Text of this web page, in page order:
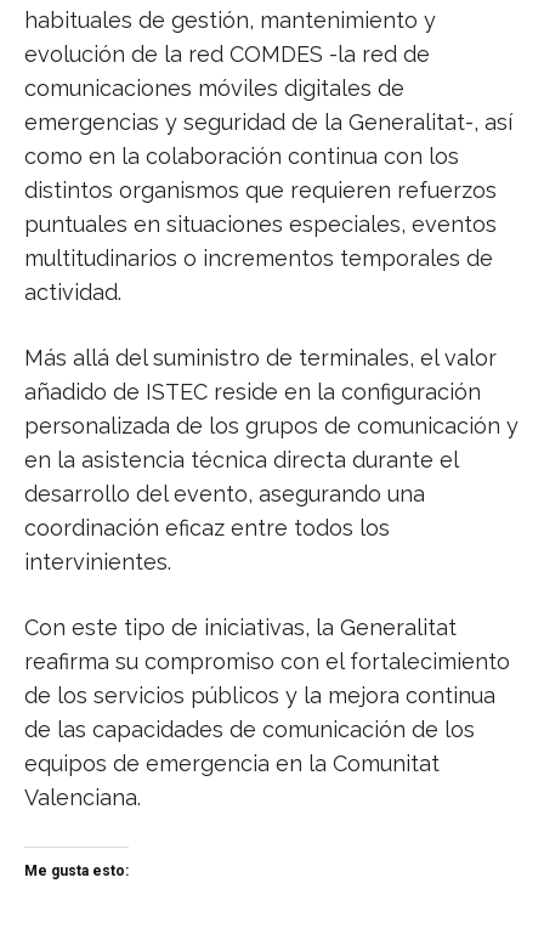
habituales de gestión, mantenimiento y
evolución de la red COMDES -la red de
comunicaciones móviles digitales de
emergencias y seguridad de la Generalitat-, así
como en la colaboración continua con los
distintos organismos que requieren refuerzos
puntuales en situaciones especiales, eventos
multitudinarios o incrementos temporales de
actividad.
Más allá del suministro de terminales, el valor
añadido de ISTEC reside en la configuración
personalizada de los grupos de comunicación y
en la asistencia técnica directa durante el
desarrollo del evento, asegurando una
coordinación eficaz entre todos los
intervinientes.
Con este tipo de iniciativas, la Generalitat
reafirma su compromiso con el fortalecimiento
de los servicios públicos y la mejora continua
de las capacidades de comunicación de los
equipos de emergencia en la Comunitat
Valenciana.
Me gusta esto: